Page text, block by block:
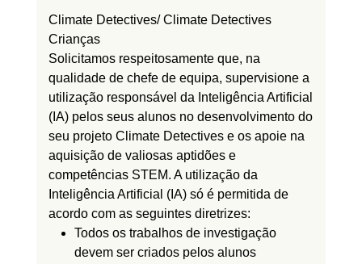
Climate Detectives/ Climate Detectives
Crianças
Solicitamos respeitosamente que, na
qualidade de chefe de equipa, supervisione a
utilização responsável da Inteligência Artificial
(IA) pelos seus alunos no desenvolvimento do
seu projeto Climate Detectives e os apoie na
aquisição de valiosas aptidões e
competências STEM. A utilização da
Inteligência Artificial (IA) só é permitida de
acordo com as seguintes diretrizes:
Todos os trabalhos de investigação
devem ser criados pelos alunos